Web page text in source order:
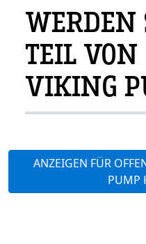
WERDEN
TEIL VON
VIKING
ANZEIGEN FÜR
PUMP